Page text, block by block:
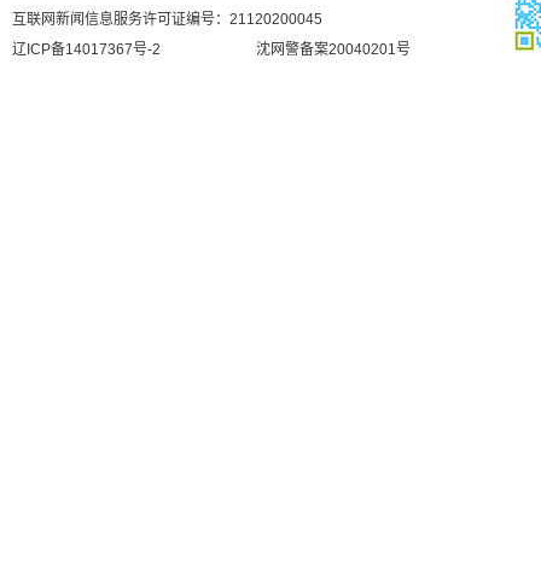
互联网新闻信息服务许可证编号：21120200045
辽ICP备14017367号-2
沈网警备案20040201号